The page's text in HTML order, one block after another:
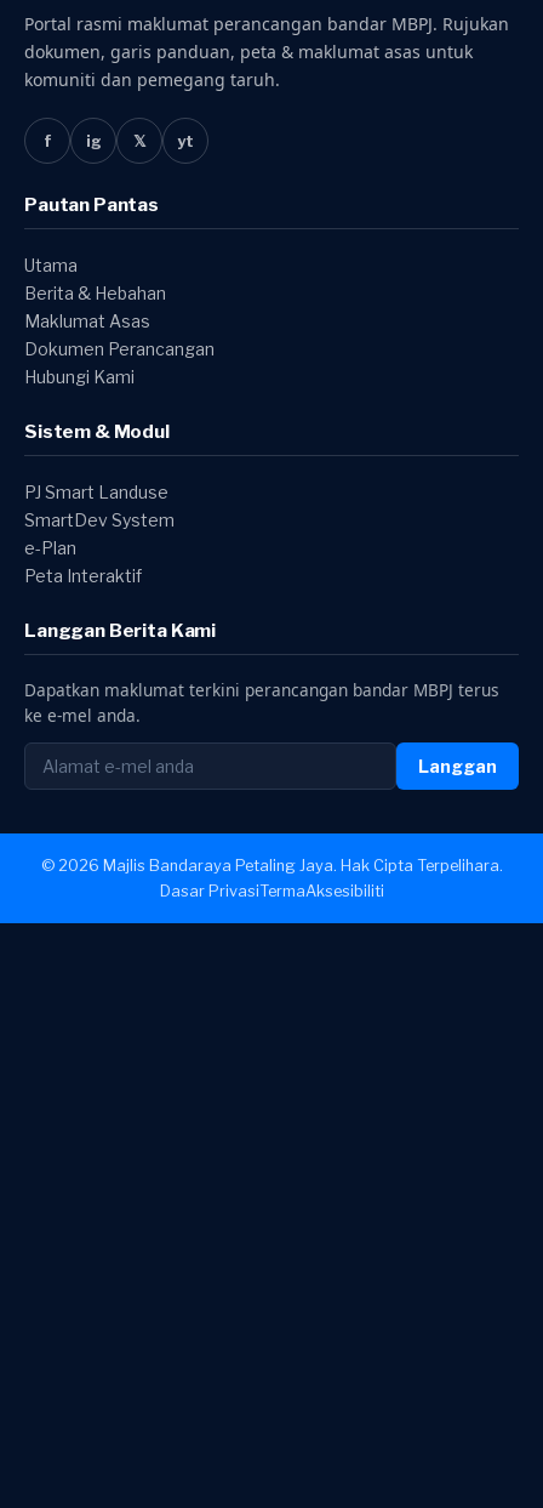
Portal rasmi maklumat perancangan bandar MBPJ. Rujukan
dokumen, garis panduan, peta & maklumat asas untuk
komuniti dan pemegang taruh.
f ig 𝕏 yt
Pautan Pantas
Utama
Berita & Hebahan
Maklumat Asas
Dokumen Perancangan
Hubungi Kami
Sistem & Modul
PJ Smart Landuse
SmartDev System
e-Plan
Peta Interaktif
Langgan Berita Kami
Dapatkan maklumat terkini perancangan bandar MBPJ terus
ke e-mel anda.
Langgan
© 2026 Majlis Bandaraya Petaling Jaya. Hak Cipta Terpelihara.
Dasar PrivasiTermaAksesibiliti